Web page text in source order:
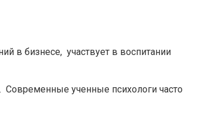
в бизнесе, участвует в воспитании
ученные психологи часто